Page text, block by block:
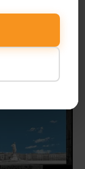
JO? KJO